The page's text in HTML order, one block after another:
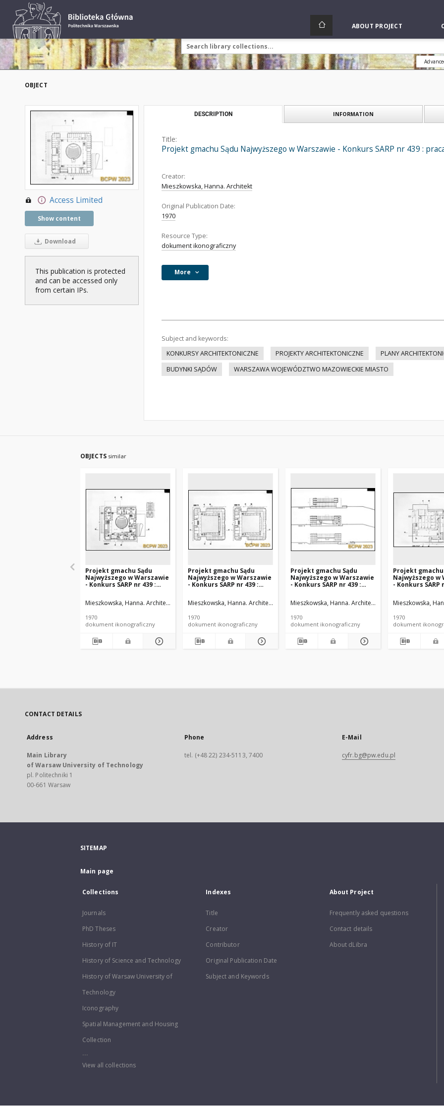
ABOUT PROJECT
OBJECT
Access Limited
Show content
Download
This publication is protected
and can be accessed only
from certain IPs.
DESCRIPTION INFORMATION
Title:
Projekt gmachu Sądu Najwyższego w Warszawie - Konkurs SARP nr 439 :
Creator:
Mieszkowska, Hanna. Architekt
Original Publication Date:
1970
Resource Type:
dokument ikonograficzny
More
Subject and keywords:
KONKURSY ARCHITEKTONICZNE
PROJEKTY ARCHITEKTONICZNE PLANY
BUDYNKI SĄDÓW
WARSZAWA WOJEWÓDZTWO MAZOWIECKIE MIASTO
OBJECTS similar
Projekt gmachu Sądu
Najwyższego w Warszawie
- Konkurs SARP nr 439 :
stopnia. Zdj. 3, Rzut
parteru
Mieszkowska, Hanna. Architekt Mieszkowski, Wojciech. Architekt
1970
dokument ikonograficzny
Projekt gmachu Sądu
Najwyższego w Warszawie
- Konkurs SARP nr 439 :
stopnia. Zdj. 5, Rzuty II i III
piętra
Mieszkowska, Hanna. Architekt Mieszkowski, Wojciech. Architekt
1970
dokument ikonograficzny
Projekt gmachu Sądu
Najwyższego w Warszawie
- Konkurs SARP nr 439 :
stopnia. Zdj. 6, Przekroje
A-A, B-B, C-C
Mieszkowska, Hanna. Architekt Mieszkowski,
1970
dokument ikonograficzny
Projekt gmachu
Najwyższego w
- Konkurs SARP
stopnia. Zdj. 1,
Mieszkowska,
1970
dokument
CONTACT DETAILS
Address
Main Library
of Warsaw University of Technology
pl. Politechniki 1
00-661 Warsaw
Phone
tel. (+48 22) 234-5113, 7400
E-Mail
cyfr.bg@pw.edu.pl
SITEMAP
Main page
Collections
Journals
PhD Theses
History of IT
History of Science and Technology
History of Warsaw University of
Technology
Iconography
Spatial Management and Housing
Collection
...
View all collections
Indexes
Title
Creator
Contributor
Original Publication Date
Subject and Keywords
About Project
Frequently asked questions
Contact details
About dLibra